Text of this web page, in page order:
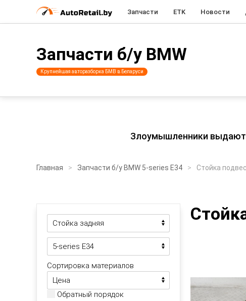
Запчасти ETK Новости
Запчасти б/у BMW
Крупнейшая авторазборка БМВ в Беларуси
Злоумышленники выдают
Главная Запчасти б/у BMW 5-series E34 Стойка
Сортировка материалов
Обратный порядок